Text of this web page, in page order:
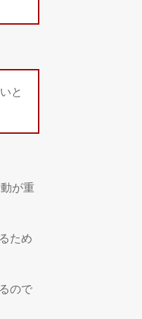
と
が重
ため
ので